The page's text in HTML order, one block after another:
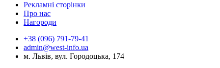
Рекламні сторінки
Про нас
Нагороди
+38 (096) 791-79-41
admin@west-info.ua
м. Львів, вул. Городоцька, 174